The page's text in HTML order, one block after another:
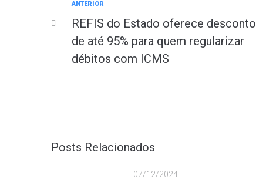
ANTERIOR
REFIS do Estado oferece desconto
de até 95% para quem regularizar
débitos com ICMS
Posts Relacionados
07/12/2024